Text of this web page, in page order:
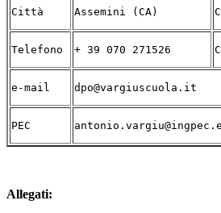
Città Assemini (CA)
Telefono + 39 070 271526
e-mail dpo@vargiuscuola.it
PEC
Allegati: